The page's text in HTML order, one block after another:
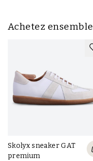
Achetez ensemble
Skolyx sneaker GAT
premium